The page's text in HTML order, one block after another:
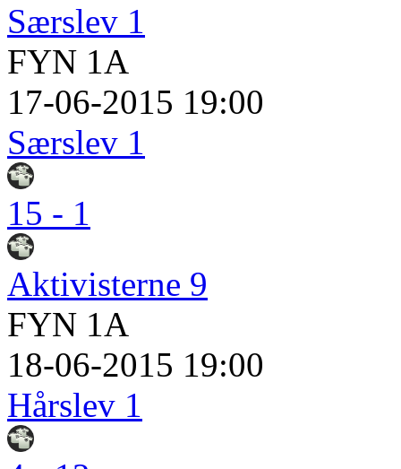
Særslev 1
FYN 1A
17-06-2015 19:00
Særslev 1
15 - 1
Aktivisterne 9
FYN 1A
18-06-2015 19:00
Hårslev 1